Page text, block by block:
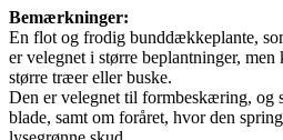
Bemærkninger:
En flot og frodig bunddækkeplante,
er velegnet i større beplantninger, men
større træer eller buske.
Den er velegnet til formbeskæring, og
blade, samt om foråret, hvor den